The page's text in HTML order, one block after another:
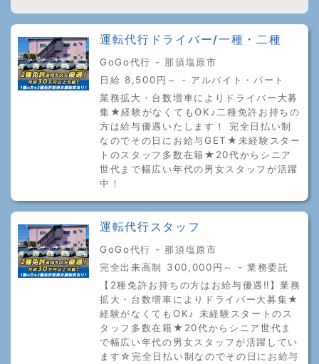
運転代行ドライバー/一種・二種
GoGo代行 - 那須塩原市
日給 8,500円～ - アルバイト・パート
業務拡大・台数増車によりドライバー大募
集★経験がなくてもOK♪二種免許お持ちの
方は給与優遇いたします！ 完全日払い制
なのでその日にお給与GET★未経験スター
トのスタッフ多数在籍★20代からシニア
世代まで幅広い年代の男女スタッフが活躍
中！
運転代行スタッフ
GoGo代行 - 那須塩原市
完全出来高制 300,000円～ - 業務委託
【2種免許お持ちの方はお給与優遇‼】業務
拡大・台数増車によりドライバー大募集★
経験がなくてもOK♪ 未経験スタートのス
タッフ多数在籍★20代からシニア世代ま
で幅広い年代の男女スタッフが活躍してい
ます☆完全日払い制なのでその日にお給与